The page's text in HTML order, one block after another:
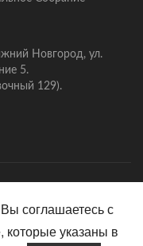
Новгород, ул.
5.
129).
соглашаетесь с
указаны в